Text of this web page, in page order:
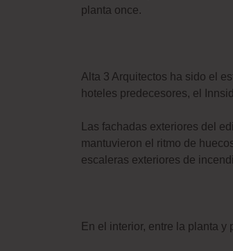
planta once.
Alta 3 Arquitectos ha sido el
hoteles predecesores, el
Las fachadas exteriores del
mantuvieron el ritmo de
escaleras exteriores de
En el interior, entre la planta